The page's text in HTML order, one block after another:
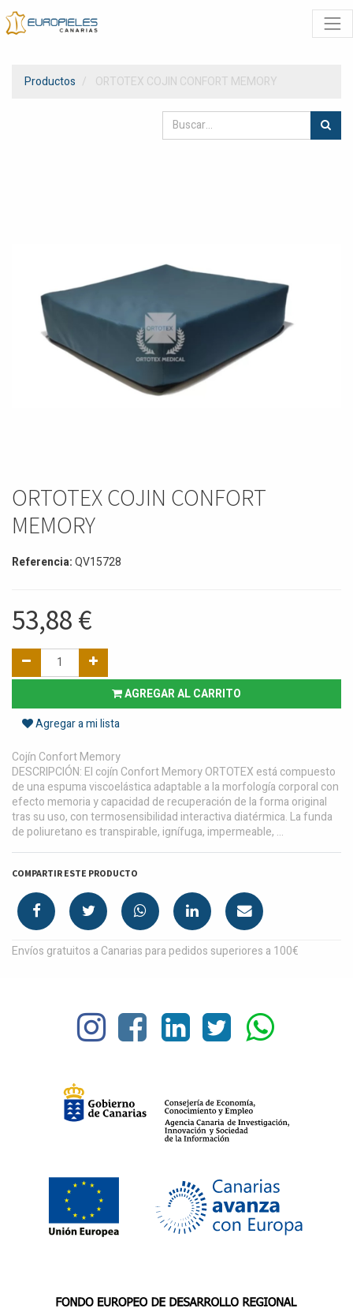
Productos ORTOTEX COJIN CONFORT MEMORY
ORTOTEX COJIN CONFORT
MEMORY
Referencia:QV15728
53,88 €
AGREGAR AL CARRITO
Agregar a mi lista
Cojín Confort Memory
DESCRIPCIÓN: El cojín Confort Memory ORTOTEX está compuesto
de una espuma viscoelástica adaptable a la morfología corporal con
efecto memoria y capacidad de recuperación de la forma original
tras su uso, con termosensibilidad interactiva diatérmica. La funda
de poliuretano es transpirable, ignífuga, impermeable, …
COMPARTIR ESTE PRODUCTO
Envíos gratuitos a Canarias para pedidos superiores a 100€